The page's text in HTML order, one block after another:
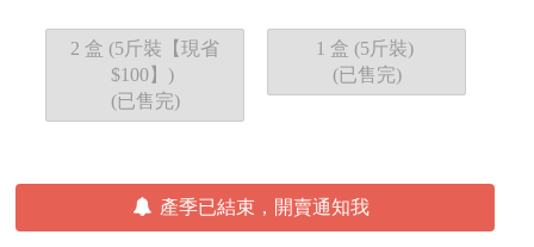
2 盒 (5斤裝【現省
$100】)
(已售完)
1 盒 (5斤裝)
(已售完)
產季已結束，開賣通知我